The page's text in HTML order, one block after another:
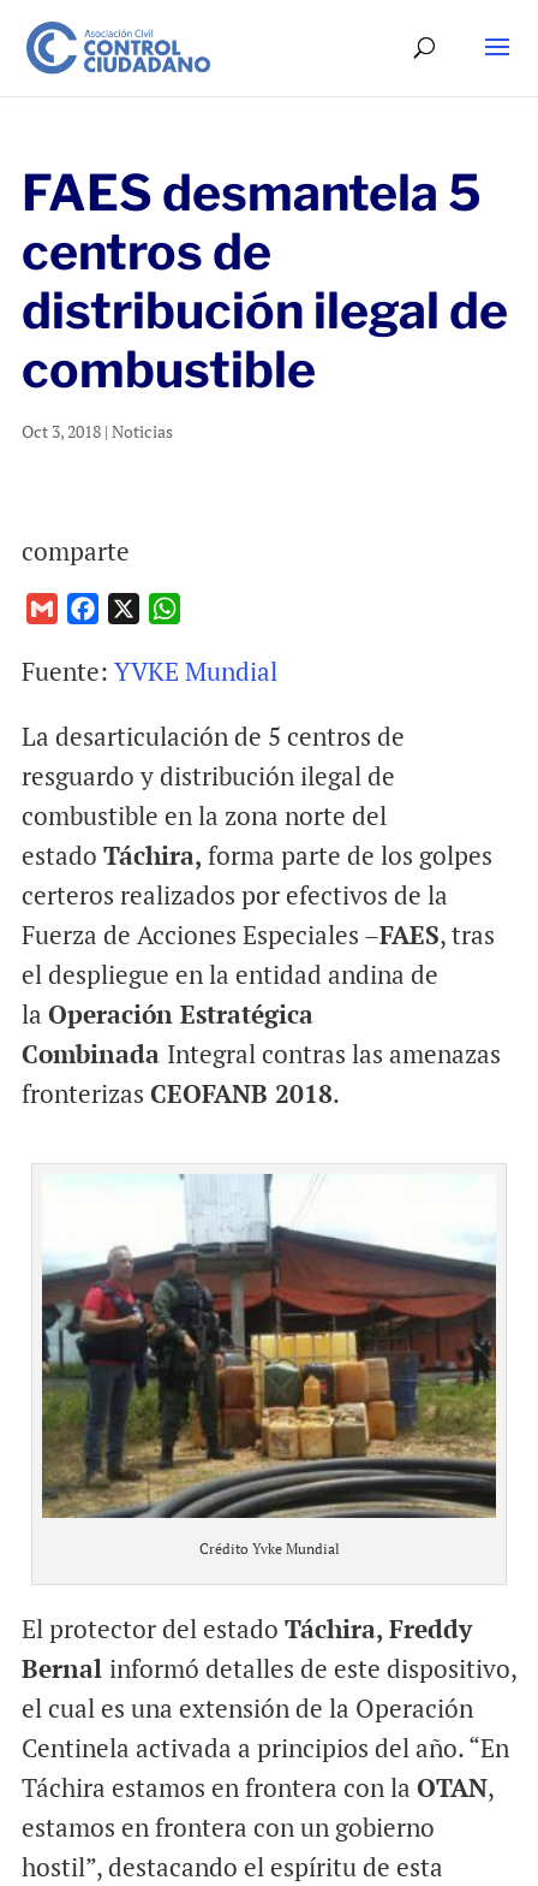
FAES desmantela 5
centros de
distribución ilegal de
combustible
Oct 3, 2018| Noticias
comparte
a
l
c
b
k
a
s
A
p
Fuente: YVKE Mundial
La desarticulación de 5 centros de
resguardo y distribución ilegal de
combustible en la zona norte del
estado Táchira, forma parte de los golpes
certeros realizados por efectivos de la
Fuerza de Acciones Especiales –FAES, tras
el despliegue en la entidad andina de
la Operación Estratégica
Combinada Integral contras las amenazas
fronterizas CEOFANB 2018.
Crédito Yvke Mundial
El protector del estado Táchira, Freddy
Bernal informó detalles de este dispositivo,
el cual es una extensión de la Operación
Centinela activada a principios del año. “En
Táchira estamos en frontera con la OTAN,
estamos en frontera con un gobierno
hostil”, destacando el espíritu de esta